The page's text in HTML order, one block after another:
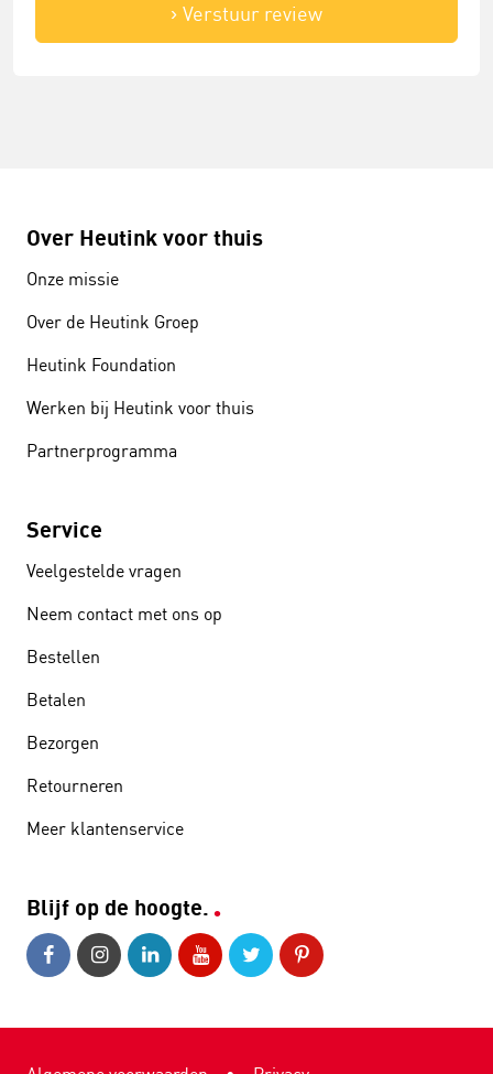
Verstuur review
Over Heutink voor thuis
Onze missie
Over de Heutink Groep
Heutink Foundation
Werken bij Heutink voor thuis
Partnerprogramma
Service
Veelgestelde vragen
Neem contact met ons op
Bestellen
Betalen
Bezorgen
Retourneren
Meer klantenservice
Blijf op de hoogte.